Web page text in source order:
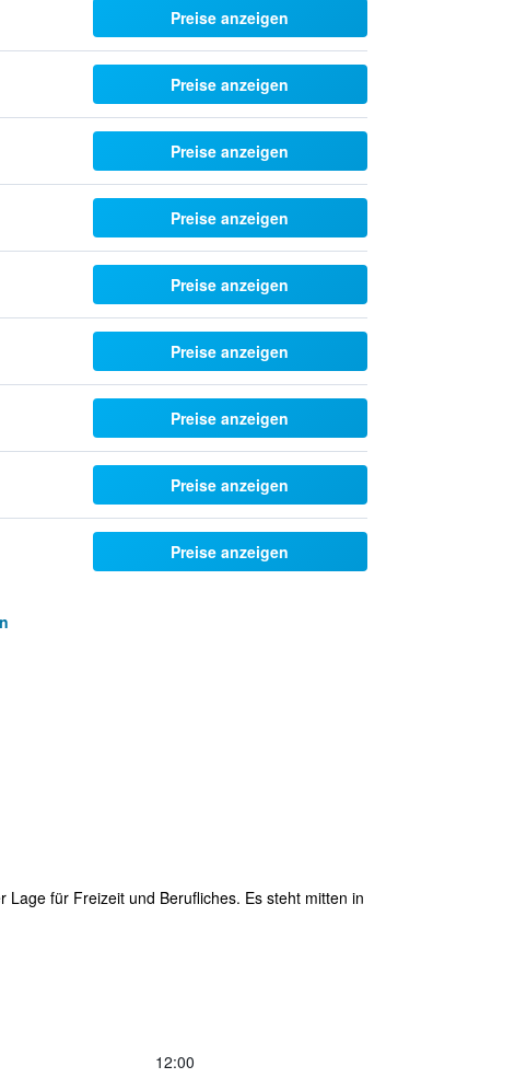
Preise anzeigen
Preise anzeigen
Preise anzeigen
Preise anzeigen
Preise anzeigen
Preise anzeigen
Preise anzeigen
Preise anzeigen
Preise anzeigen
für Freizeit und Berufliches. Es steht mitten in
12:00